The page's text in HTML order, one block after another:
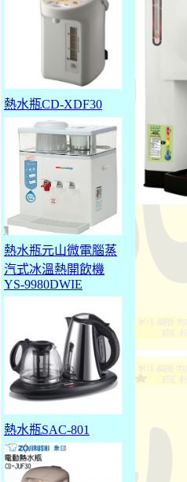
熱水瓶CD-XDF30
熱水瓶元山微電腦蒸
汽式冰溫熱開飲機
YS-9980DWIE
熱水瓶SAC-801